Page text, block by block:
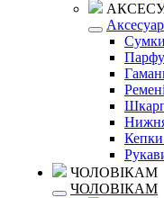
Сумки
Ремені
ЧОЛОВІКАМ
ЧОЛОВІКАМ